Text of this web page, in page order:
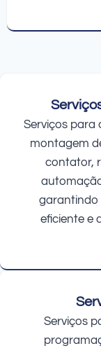
Serviços para
montagem
contator,
garantindo
eficiente e
Serviços